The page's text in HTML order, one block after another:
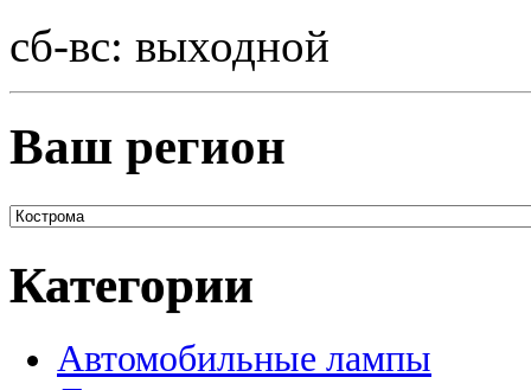
сб-вс: выходной
Ваш регион
Категории
Автомобильные лампы